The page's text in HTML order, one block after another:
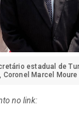
estadual de
Coronel Marcel Moure
no link: